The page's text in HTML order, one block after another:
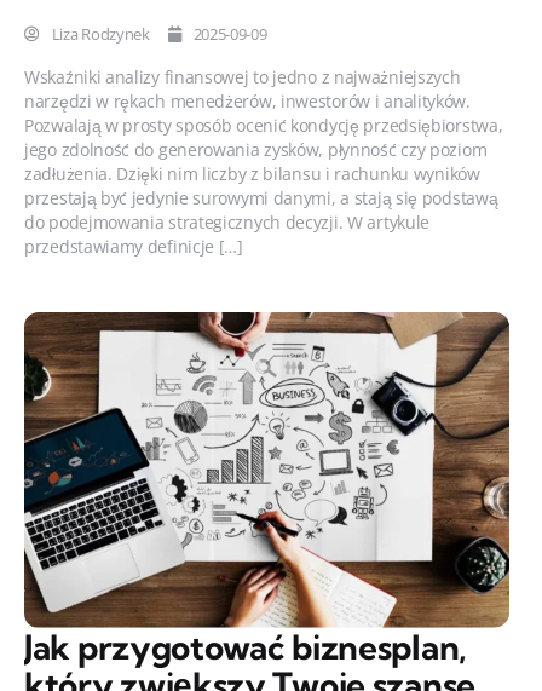
Liza Rodzynek 2025-09-09
Wskaźniki analizy finansowej to jedno z najważniejszych
narzędzi w rękach menedżerów, inwestorów i analityków.
Pozwalają w prosty sposób ocenić kondycję przedsiębiorstwa,
jego zdolność do generowania zysków, płynność czy poziom
zadłużenia. Dzięki nim liczby z bilansu i rachunku wyników
przestają być jedynie surowymi danymi, a stają się podstawą
do podejmowania strategicznych decyzji. W artykule
przedstawiamy definicje […]
Jak przygotować biznesplan,